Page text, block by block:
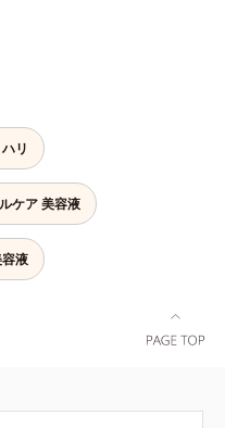
類のヒアルロン酸が肌の外と内
から贅沢保湿。肌に素早くなじみ、
こちよく肌を整えます。無油分だ
らこそ実現できたべたつかない使
ごこちで、つけた瞬間から、うる
いとハリ感のある肌へ。目元はも
ろん、乾燥が気になる小鼻や口元
リ
ケア 美容液
液